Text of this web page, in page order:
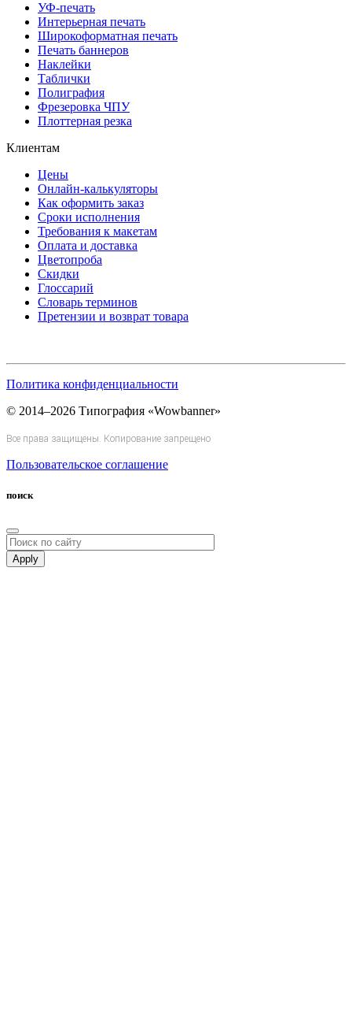
УФ-печать
Интерьерная печать
Широкоформатная печать
Печать баннеров
Наклейки
Таблички
Полиграфия
Фрезеровка ЧПУ
Плоттерная резка
Клиентам
Цены
Онлайн-калькуляторы
Как оформить заказ
Сроки исполнения
Требования к макетам
Оплата и доставка
Цветопроба
Скидки
Глоссарий
Словарь терминов
Претензии и возврат товара
Политика конфиденциальности
© 2014–2026 Типография «Wowbanner»
Все права защищены. Копирование запрещено
Пользовательское соглашение
поиск